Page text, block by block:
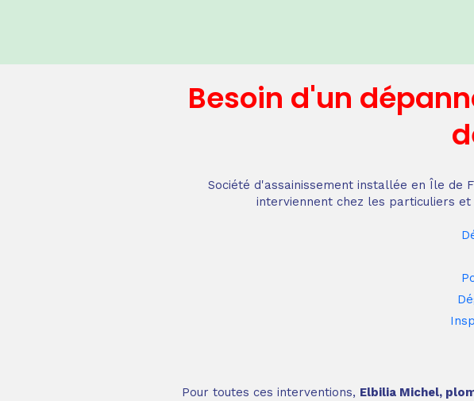
Besoin d'un
Société d'assainissement installée en Île de
interviennent chez les particuliers
Pour toutes ces interventions, Elbilia Michel,